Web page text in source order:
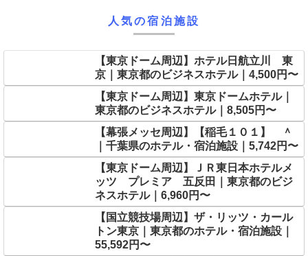
人気の宿泊施設
【東京ドーム周辺】ホテル日航立川 東
京｜東京都のビジネスホテル｜4,500円〜
【東京ドーム周辺】東京ドームホテル｜
東京都のビジネスホテル｜8,505円〜
【幕張メッセ周辺】【稲毛１０１】 ＾
｜千葉県のホテル・宿泊施設｜5,742円〜
【東京ドーム周辺】ＪＲ東日本ホテルメ
ッツ プレミア 五反田｜東京都のビジ
ネスホテル｜6,960円〜
【国立競技場周辺】ザ・リッツ・カール
トン東京｜東京都のホテル・宿泊施設｜
55,592円〜